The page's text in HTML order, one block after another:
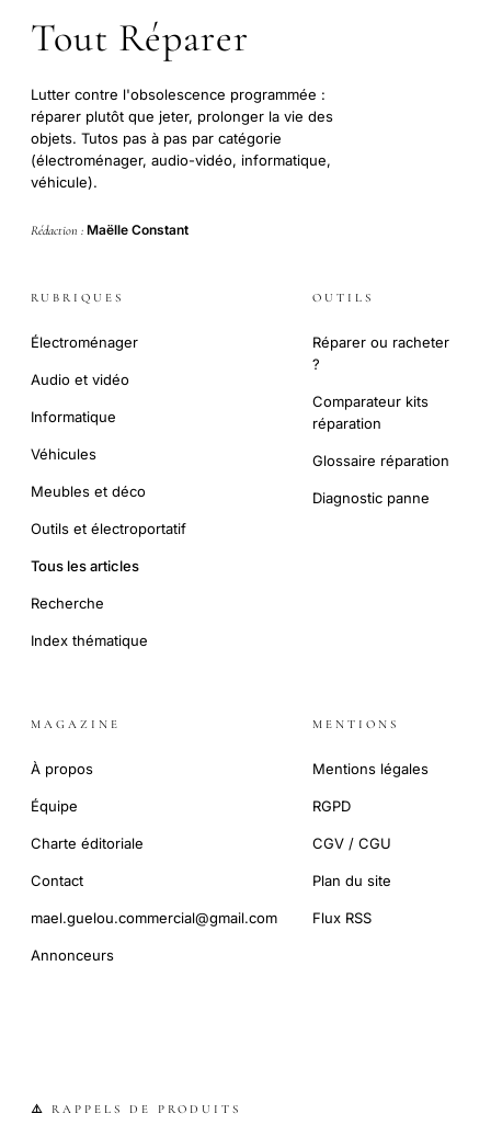
Tout Réparer
Lutter contre l'obsolescence programmée :
réparer plutôt que jeter, prolonger la vie des
objets. Tutos pas à pas par catégorie
(électroménager, audio-vidéo, informatique,
véhicule).
Rédaction : Maëlle Constant
RUBRIQUES
Électroménager
Audio et vidéo
Informatique
Véhicules
Meubles et déco
Outils et électroportatif
Tous les articles
Recherche
Index thématique
OUTILS
Réparer ou racheter
?
Comparateur kits
réparation
Glossaire réparation
Diagnostic panne
MAGAZINE
À propos
Équipe
Charte éditoriale
Contact
mael.guelou.commercial@gmail.com
Annonceurs
MENTIONS
Mentions légales
RGPD
CGV / CGU
Plan du site
Flux RSS
⚠️ RAPPELS DE PRODUITS